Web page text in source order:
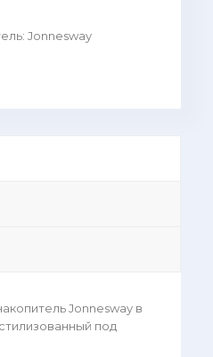
: Jonnesway
Jonnesway в
под